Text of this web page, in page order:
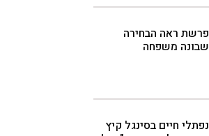
פרשת ראה הבחירה
שבונה משפחה
נפתלי חיים בסינגל קיץ